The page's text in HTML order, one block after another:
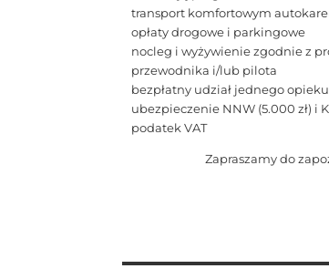
transport komfortowym
opłaty drogowe i parkingowe
nocleg i wyżywienie zgodnie z
przewodnika i/lub pilota
bezpłatny udział jednego
ubezpieczenie NNW (5.000 zł) i
podatek VAT
Zapraszamy do